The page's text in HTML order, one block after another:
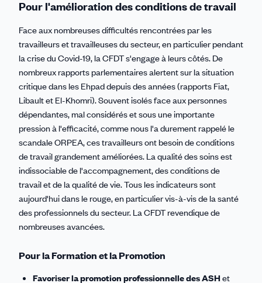
Pour l'amélioration des conditions de travail
Face aux nombreuses difficultés rencontrées par les
travailleurs et travailleuses du secteur, en particulier pendant
la crise du Covid-19, la CFDT s'engage à leurs côtés. De
nombreux rapports parlementaires alertent sur la situation
critique dans les Ehpad depuis des années (rapports Fiat,
Libault et El-Khomri). Souvent isolés face aux personnes
dépendantes, mal considérés et sous une importante
pression à l'efficacité, comme nous l'a durement rappelé le
scandale ORPEA, ces travailleurs ont besoin de conditions
de travail grandement améliorées. La qualité des soins est
indissociable de l'accompagnement, des conditions de
travail et de la qualité de vie. Tous les indicateurs sont
aujourd'hui dans le rouge, en particulier vis-à-vis de la santé
des professionnels du secteur. La CFDT revendique de
nombreuses avancées.
Pour la Formation et la Promotion
Favoriser la promotion professionnelle des ASH et